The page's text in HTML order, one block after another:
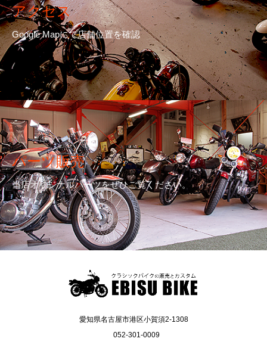
アクセス
Google Mapにて店舗位置を確認
パーツ販売
当店オリジナルパーツをぜひご覧ください。
愛知県名古屋市港区小賀須2-1308
052-301-0009